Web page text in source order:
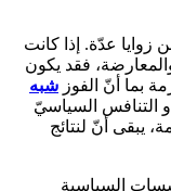
زوايا عدّة. إذا كانت
فقد يكون
بما أنّ الفوز شبه
التنافس السياسيّ
يبقى أنّ لنتائج
السياسية